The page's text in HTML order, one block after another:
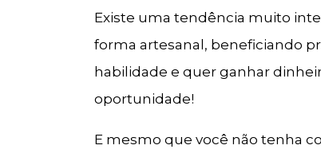
Existe uma tendência muito
forma artesanal, beneficiando
habilidade e quer ganhar
oportunidade!
E mesmo que você não tenha